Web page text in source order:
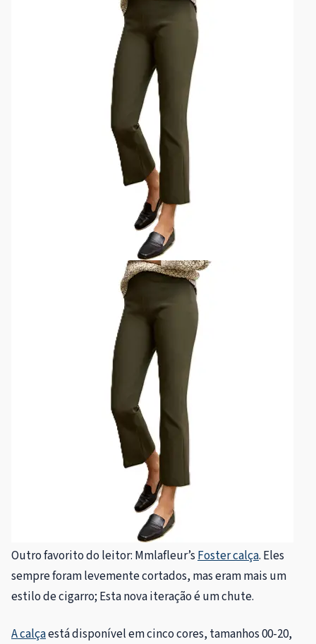
Outro favorito do leitor: Mmlafleur’sFoster calça. Eles
sempre foram levemente cortados, mas eram mais um
estilo de cigarro; Esta nova iteração é um chute.
A calçaestá disponível em cinco cores, tamanhos 00-20,